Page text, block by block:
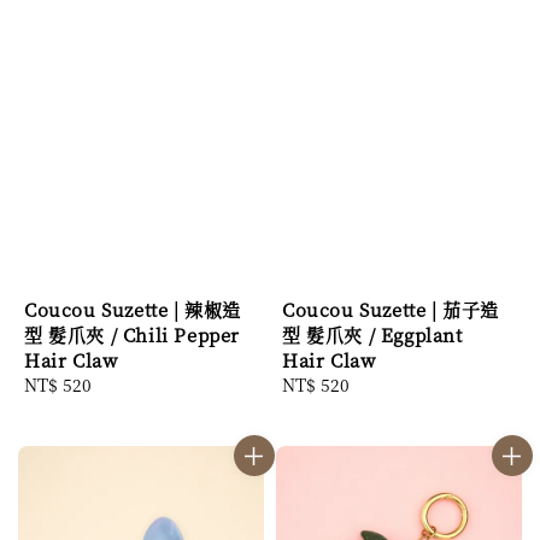
Coucou Suzette | 辣椒造
型 髮爪夾 / Chili Pepper
Hair Claw
Regular
NT$ 520
Coucou Suzette | 茄子造
型 髮爪夾 / Eggplant
Hair Claw
Regular
NT$ 520